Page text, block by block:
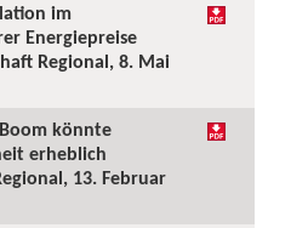
im
Energiepreise
Regional, 8. Mai
könnte
erheblich
13. Februar